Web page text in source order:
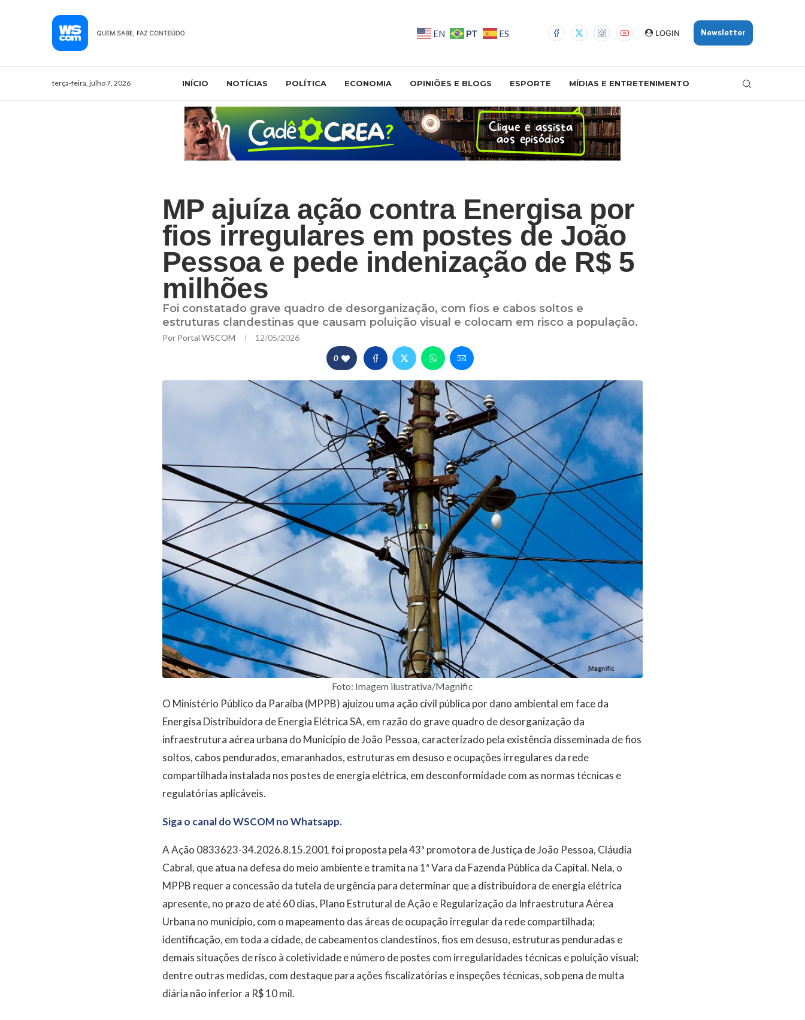
EN PT ES LOGIN Newsletter
terça-feira, julho 7, 2026 INÍCIO NOTÍCIAS POLÍTICA ECONOMIA OPINIÕES E BLOGS ESPORTE MÍDIAS E ENTRETENIMENTO
MP ajuíza ação contra Energisa por
fios irregulares em postes de João
Pessoa e pede indenização de R$ 5
milhões
Foi constatado grave quadro de desorganização, com fios e cabos soltos e
estruturas clandestinas que causam poluição visual e colocam em risco a população.
Por Portal WSCOM 12/05/2026
0
Foto: Imagem ilustrativa/Magnific
O Ministério Público da Paraíba (MPPB) ajuizou uma ação civil pública por dano ambiental em face da
Energisa Distribuidora de Energia Elétrica SA, em razão do grave quadro de desorganização da
infraestrutura aérea urbana do Município de João Pessoa, caracterizado pela existência disseminada de fios
soltos, cabos pendurados, emaranhados, estruturas em desuso e ocupações irregulares da rede
compartilhada instalada nos postes de energia elétrica, em desconformidade com as normas técnicas e
regulatórias aplicáveis.
Siga o canal do WSCOM no Whatsapp.
A Ação 0833623-34.2026.8.15.2001 foi proposta pela 43ª promotora de Justiça de João Pessoa, Cláudia
Cabral, que atua na defesa do meio ambiente e tramita na 1ª Vara da Fazenda Pública da Capital. Nela, o
MPPB requer a concessão da tutela de urgência para determinar que a distribuidora de energia elétrica
apresente, no prazo de até 60 dias, Plano Estrutural de Ação e Regularização da Infraestrutura Aérea
Urbana no município, com o mapeamento das áreas de ocupação irregular da rede compartilhada;
identificação, em toda a cidade, de cabeamentos clandestinos, fios em desuso, estruturas penduradas e
demais situações de risco à coletividade e número de postes com irregularidades técnicas e poluição visual;
dentre outras medidas, com destaque para ações fiscalizatórias e inspeções técnicas, sob pena de multa
diária não inferior a R$ 10 mil.